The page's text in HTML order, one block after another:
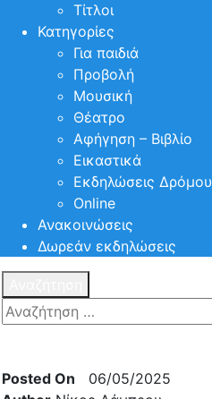
Τίτλοι
Κατηγορίες
Για παιδιά
Προβολή
Μουσική
Θέατρο
Αφήγηση – Βιβλίο
Εικαστικά
Εκδηλώσεις Δρόμου
Online
Ανακοινώσεις
Δωρεάν εκδηλώσεις
Posted On
06/05/2025